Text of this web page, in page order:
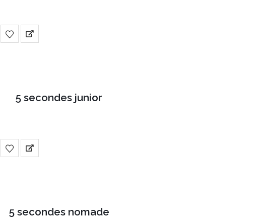
5 secondes junior
5 secondes nomade